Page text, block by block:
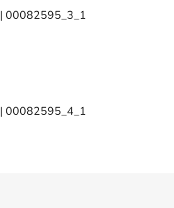
| 00082595_3_1
| 00082595_4_1